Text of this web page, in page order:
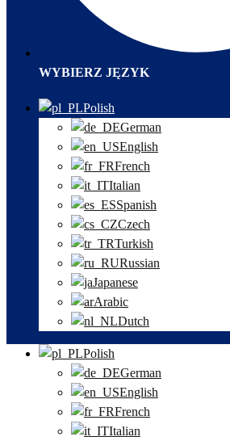
WYBIERZ JĘZYK
Polish
German
English
French
Italian
Spanish
Czech
Turkish
Russian
Japanese
Arabic
Dutch
Polish
German
English
French
Italian